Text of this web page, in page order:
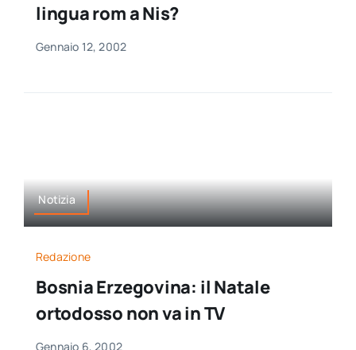
lingua rom a Nis?
Gennaio 12, 2002
Notizia
Redazione
Bosnia Erzegovina: il Natale
ortodosso non va in TV
Gennaio 6, 2002